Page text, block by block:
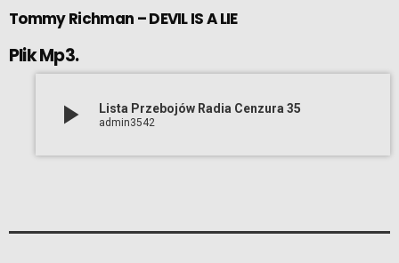
Tommy Richman – DEVIL IS A LIE
Plik Mp3.
play_arrow Lista Przebojów Radia Cenzura 35
admin3542